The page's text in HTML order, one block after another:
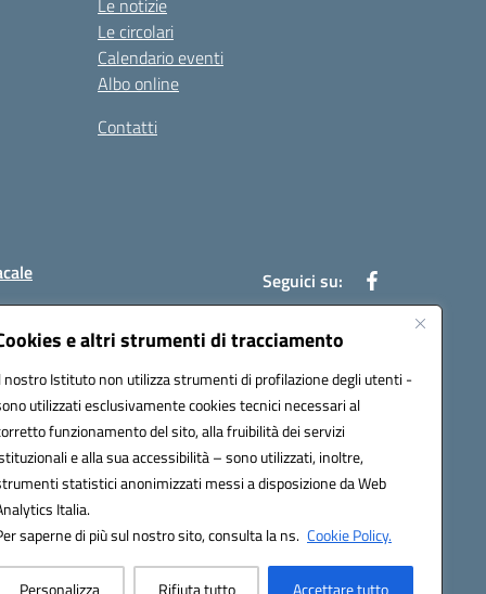
e altri strumenti di tracciamento
nostro Istituto non utilizza strumenti di profilazione degli utenti -
utilizzati esclusivamente cookies tecnici necessari al
funzionamento del sito, alla fruibilità dei servizi
e alla sua accessibilità – sono utilizzati, inoltre,
statistici anonimizzati messi a disposizione da Web
Italia.
saperne di più sul nostro sito, consulta la ns. Cookie Policy.
Personalizza Rifiuta tutto Accettare tutto
Le notizie
Le circolari
Calendario eventi
Albo online
Contatti
Seguici su: